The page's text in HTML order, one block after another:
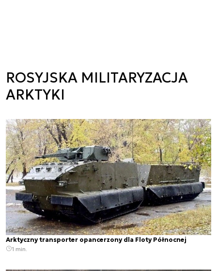
ROSYJSKA MILITARYZACJA
ARKTYKI
Arktyczny transporter opancerzony dla Floty Północnej
1 min.